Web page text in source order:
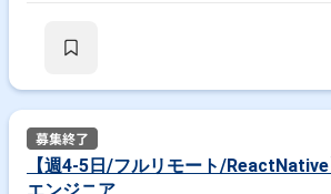
一貫した業務を行っていただきます。 ■具体的な役割 ・プラットフォーム
or US選択可） - Windows 【利用技術】 - 開発言
- CSS（Scss） - JavaScript / TypeScript - ライ
ク - Goa - Echo - Zend Framework 1.13 - 独
GraphQL（Apollo） - React（Next.js） 【開発ツ
【週4-5日/フルリモート/
GraphQL × 副業
その他の条件で検索する